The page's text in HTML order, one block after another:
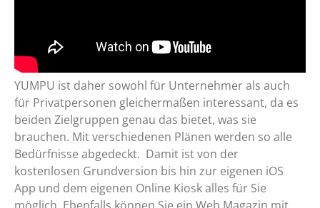
YUMPU ist daher sowohl für Unternehmer als auch
für Privatpersonen gleichermaßen interessant, da es
beiden Zielgruppen genau das bietet, was sie
brauchen. Mit verschiedenen Plänen werden so alle
Bedürfnisse abgedeckt. Damit ist von der
kostenlosen Grundversion bis hin zur eigenen iOS
App und dem eigenen Online Kiosk alles für Sie
möglich. Ebenfalls können Sie ein Web Magazin mit